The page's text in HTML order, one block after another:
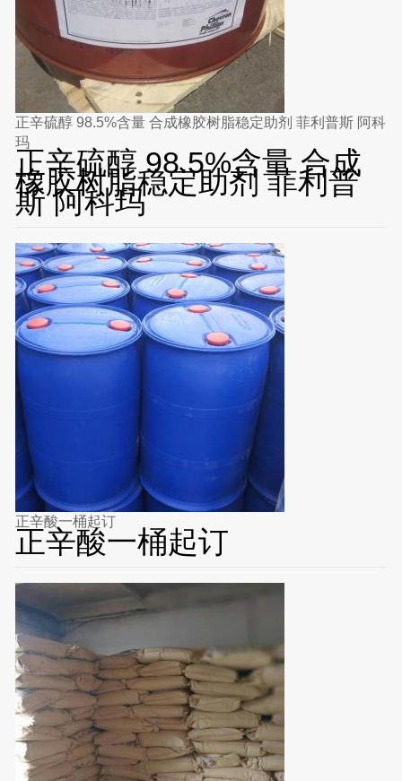
正辛硫醇 98.5%含量 合成橡胶树脂稳定助剂 菲利普斯 阿科
玛
正辛硫醇 98.5%含量 合成
橡胶树脂稳定助剂 菲利普
斯 阿科玛
正辛酸一桶起订
正辛酸一桶起订